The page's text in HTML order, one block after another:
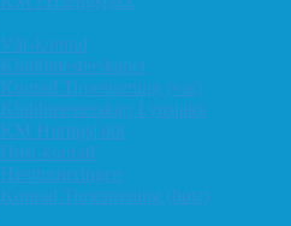
Vår-konrad
Klubbmesterskapet
Konrad Timestrening (vår)
Klubbmesterskap Lynsjakk
KM Hurtigsjakk
Høst-konrad
Høstturneringen
Konrad Timestrening (høst)